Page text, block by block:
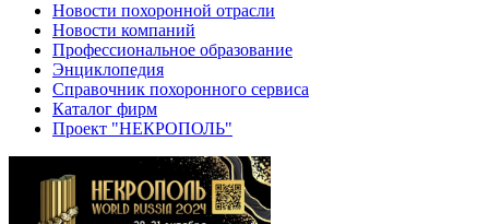
Новости похоронной отрасли
Новости компаний
Профессиональное образование
Энциклопедия
Справочник похоронного сервиса
Каталог фирм
Проект "НЕКРОПОЛЬ"